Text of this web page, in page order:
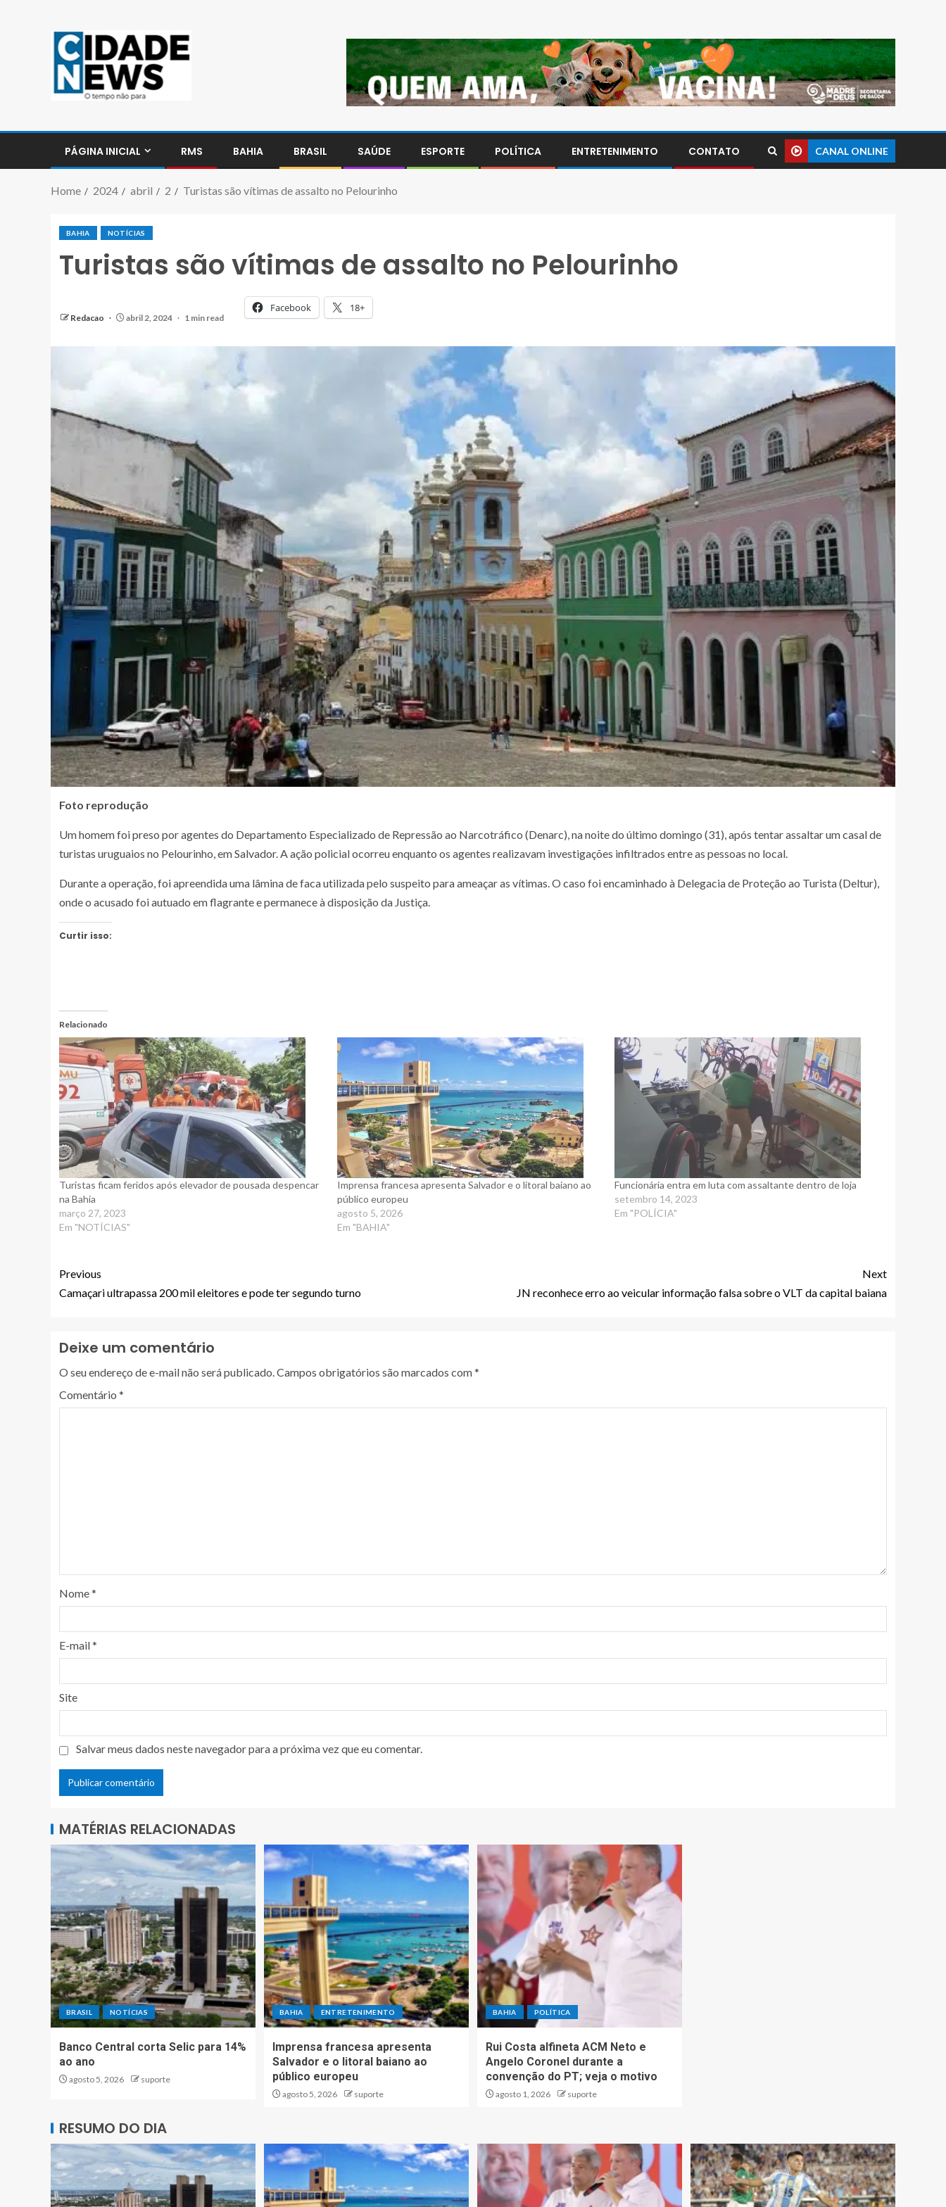
PÁGINA INICIAL RMS BAHIA BRASIL SAÚDE ESPORTE POLÍTICA ENTRETENIMENTO CONTATO CANAL ONLINE
Home 2024 abril 2 Turistas são vítimas de assalto no Pelourinho
BAHIA NOTÍCIAS
Turistas são vítimas de assalto no Pelourinho
Redacao abril 2, 2024 1 min read
Facebook 18+
Foto reprodução
Um homem foi preso por agentes do Departamento Especializado de Repressão ao Narcotráfico (Denarc), na noite do último domingo (31), após tentar assaltar um casal de
turistas uruguaios no Pelourinho, em Salvador. A ação policial ocorreu enquanto os agentes realizavam investigações infiltrados entre as pessoas no local.
Durante a operação, foi apreendida uma lâmina de faca utilizada pelo suspeito para ameaçar as vítimas. O caso foi encaminhado à Delegacia de Proteção ao Turista (Deltur),
onde o acusado foi autuado em flagrante e permanece à disposição da Justiça.
Curtir isso:
Relacionado
Turistas ficam feridos após elevador de pousada despencar
na Bahia
março 27, 2023
Em "NOTÍCIAS"
Imprensa francesa apresenta Salvador e o litoral baiano ao
público europeu
agosto 5, 2026
Em "BAHIA"
Funcionária entra em luta com assaltante dentro de loja
setembro 14, 2023
Em "POLÍCIA"
Previous
Camaçari ultrapassa 200 mil eleitores e pode ter segundo turno
Next
JN reconhece erro ao veicular informação falsa sobre o VLT da capital baiana
Deixe um comentário
O seu endereço de e-mail não será publicado.Campos obrigatórios são marcados com*
Comentário *
Nome*
E-mail*
Site
Salvar meus dados neste navegador para a próxima vez que eu comentar.
MATÉRIAS RELACIONADAS
BRASIL NOTÍCIAS
Banco Central corta Selic para 14%
ao ano
agosto 5, 2026 suporte
BAHIA ENTRETENIMENTO
Imprensa francesa apresenta
Salvador e o litoral baiano ao
público europeu
agosto 5, 2026 suporte
BAHIA POLÍTICA
Rui Costa alfineta ACM Neto e
Angelo Coronel durante a
convenção do PT; veja o motivo
agosto 1, 2026 suporte
RESUMO DO DIA